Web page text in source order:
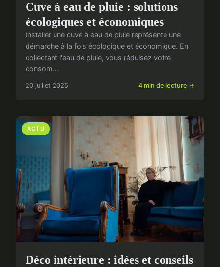
Cuve à eau de pluie : solutions
écologiques et économiques
Installer une cuve à eau de pluie représente une
démarche à la fois écologique et économique. En
collectant l'eau de pluie, vous réduisez votre
consom...
20 juillet 2025 4 min de lecture →
ACTU
Déco intérieure : idées et conseils